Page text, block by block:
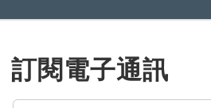
訂閱電子通訊